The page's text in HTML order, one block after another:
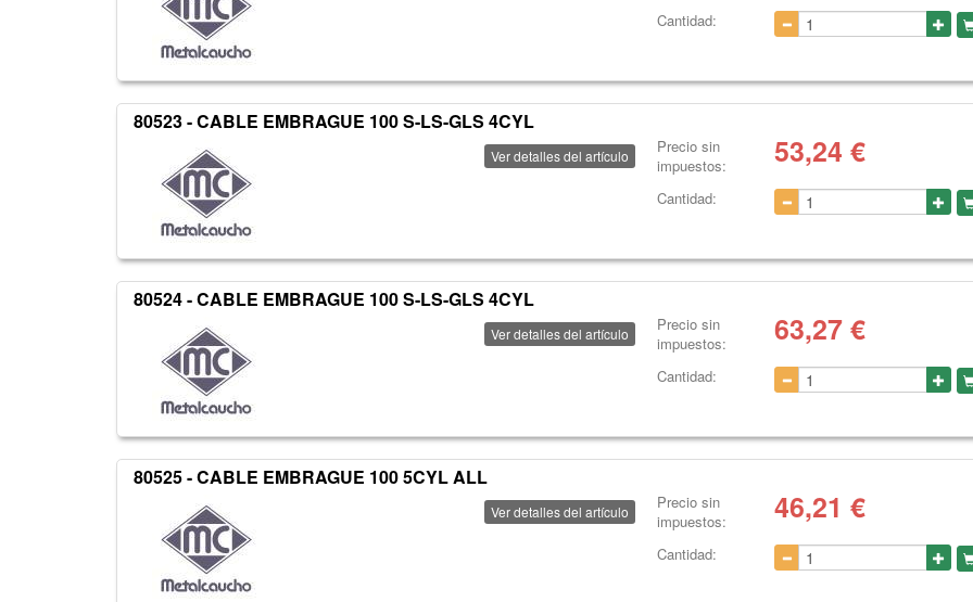
Cantidad:
80523 - CABLE EMBRAGUE 100 S-LS-GLS 4CYL
Ver detalles del artículo
Precio sin
impuestos:
53,24 €
Cantidad:
80524 - CABLE EMBRAGUE 100 S-LS-GLS 4CYL
Ver detalles del artículo
Precio sin
impuestos:
63,27€
Cantidad:
80525 - CABLE EMBRAGUE 100 5CYL ALL
Ver detalles del artículo
Precio sin
impuestos:
46,21 €
Cantidad: